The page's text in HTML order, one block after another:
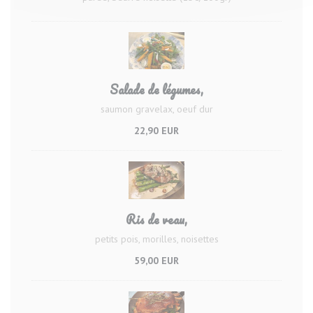
Salade de légumes,
saumon gravelax, oeuf dur
22,90 EUR
Ris de veau,
petits pois, morilles, noisettes
59,00 EUR